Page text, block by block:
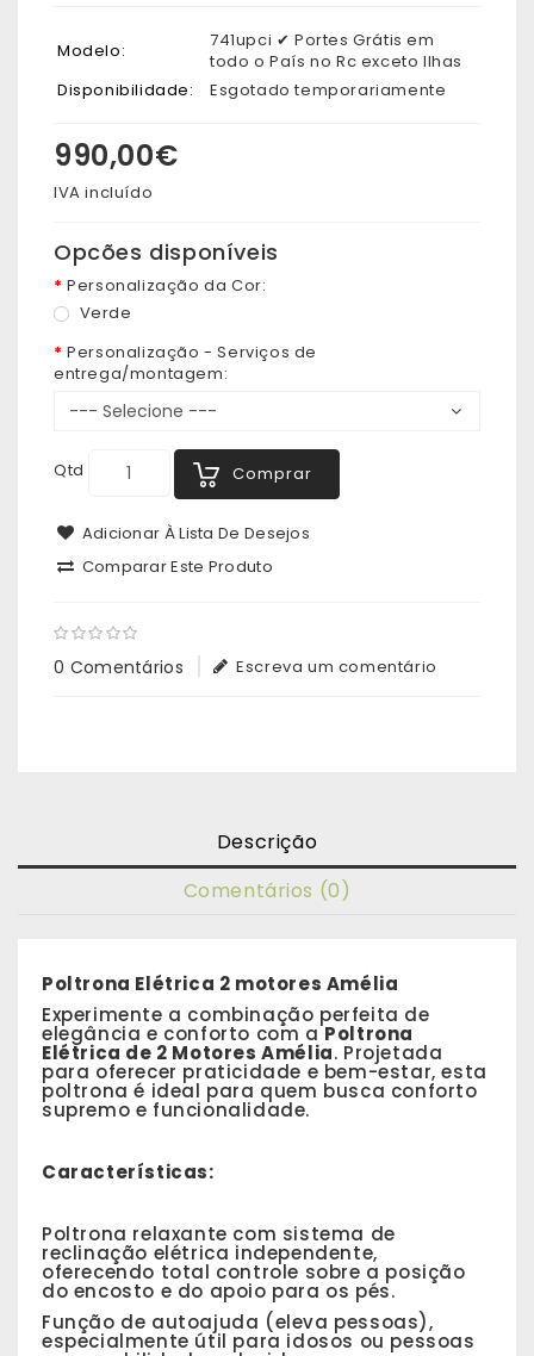
Modelo:
741upci ✔ Portes Grátis em
todo o País no Rc exceto Ilhas
Disponibilidade:
Esgotado temporariamente
990,00€
IVA incluído
Opcões disponíveis
Personalização da Cor:
Verde
Personalização - Serviços de
entrega/montagem:
Qtd Comprar
Adicionar À Lista De Desejos
Comparar Este Produto
0 Comentários Escreva um comentário
Descrição
Comentários (0)
Poltrona Elétrica 2 motores Amélia
Experimente a combinação perfeita de
elegância e conforto com aPoltrona
Elétrica de 2 Motores Amélia. Projetada
para oferecer praticidade e bem-estar, esta
poltrona é ideal para quem busca conforto
supremo e funcionalidade.
Características:
Poltrona relaxante com sistema de
reclinação elétrica independente,
oferecendo total controle sobre a posição
do encosto e do apoio para os pés.
Função de autoajuda (eleva pessoas),
especialmente útil para idosos ou pessoas